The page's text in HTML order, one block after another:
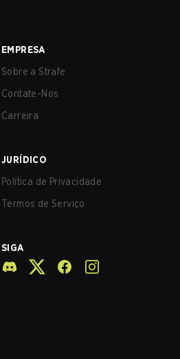
EMPRESA
Sobre a Strafe
Contate-Nos
Carreira
JURÍDICO
Política de Privacidade
Termos de Serviço
SIGA